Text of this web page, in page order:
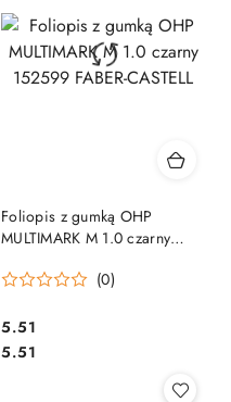
Foliopis z gumką OHP
MULTIMARK M 1.0 czarny
(0)
Cena:
5.51
Cena:
5.51